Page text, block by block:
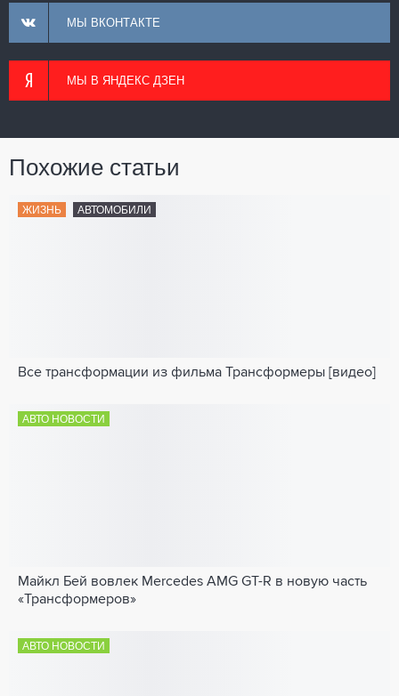
МЫ ВКОНТАКТЕ
МЫ В ЯНДЕКС ДЗЕН
Похожие статьи
ЖИЗНЬ АВТОМОБИЛИ
Все трансформации из фильма Трансформеры [видео]
АВТО НОВОСТИ
Майкл Бей вовлек Mercedes AMG GT-R в новую часть
«Трансформеров»
АВТО НОВОСТИ